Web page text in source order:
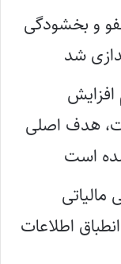
و بخشودگی
شد
هدف اصلی
است
مالیاتی
اطلاعات